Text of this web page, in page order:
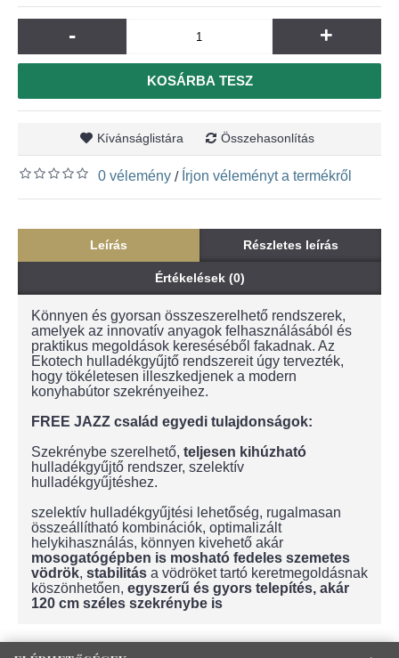
- +
KOSÁRBA TESZ
Kívánságlistára Összehasonlítás
0 vélemény / Írjon véleményt a termékről
Leírás Részletes leírás
Értékelések (0)
Könnyen és gyorsan összeszerelhető rendszerek,
amelyek az innovatív anyagok felhasználásából és
praktikus megoldások kereséséből fakadnak. Az
Ekotech hulladékgyűjtő rendszereit úgy tervezték,
hogy tökéletesen illeszkedjenek a modern
konyhabútor szekrényeihez.
FREE JAZZ család egyedi tulajdonságok:
Szekrénybe szerelhető, teljesen kihúzható
hulladékgyűjtő rendszer, szelektív
hulladékgyűjtéshez.
szelektív hulladékgyűjtési lehetőség, rugalmasan
összeállítható kombinációk, optimalizált
helykihasználás, könnyen kivehető akár
mosogatógépben is mosható fedeles szemetes
vödrök, stabilitás a vödröket tartó keretmegoldásnak
köszönhetően, egyszerű és gyors telepítés, akár
120 cm széles szekrénybe is